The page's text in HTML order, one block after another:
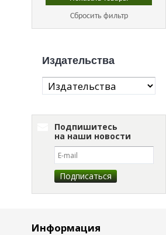
Сбросить фильтр
Издательства
Подпишитесь
на наши новости
Информация